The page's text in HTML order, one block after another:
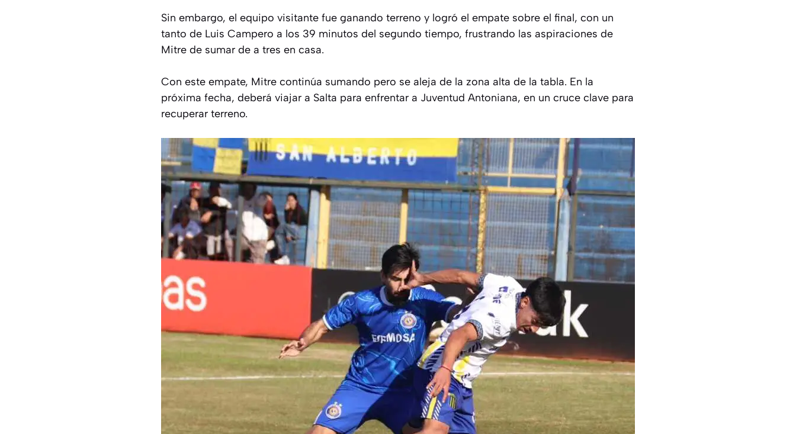
Sin embargo, el equipo visitante fue ganando terreno y logró el empate sobre el final, con un
tanto de Luis Campero a los 39 minutos del segundo tiempo, frustrando las aspiraciones de
Mitre de sumar de a tres en casa.
Con este empate, Mitre continúa sumando pero se aleja de la zona alta de la tabla. En la
próxima fecha, deberá viajar a Salta para enfrentar a Juventud Antoniana, en un cruce clave para
recuperar terreno.